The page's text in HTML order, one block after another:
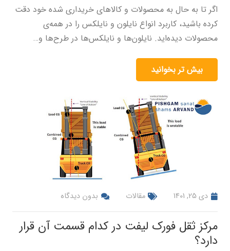
اگر تا به حال به محصولات و کالاهای خریداری شده خود دقت
کرده باشید، کاربرد انواع نایلون و نایلکس را در همه‌ی
محصولات ديده‌اید. نایلون‌ها و نایلکس‌ها در طرح‌ها و…
بیش تر بخوانید
دی 25, 1401 مقالات بدون دیدگاه
مرکز ثقل فورک لیفت در کدام قسمت آن قرار
دارد؟